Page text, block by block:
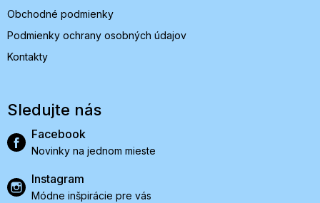
Obchodné podmienky
Podmienky ochrany osobných údajov
Kontakty
Sledujte nás
Facebook
Novinky na jednom mieste
Instagram
Módne inšpirácie pre vás